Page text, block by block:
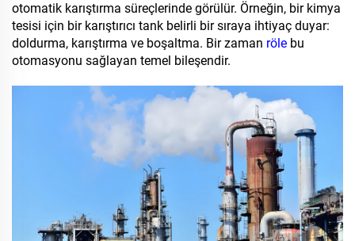
otomatik karıştırma süreçlerinde görülür. Örneğin, bir kimya
tesisi için bir karıştırıcı tank belirli bir sıraya ihtiyaç duyar:
doldurma, karıştırma ve boşaltma. Bir zaman röle bu
otomasyonu sağlayan temel bileşendir.